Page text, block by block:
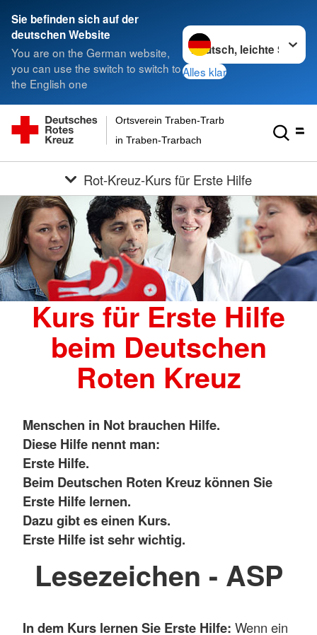
Sie befinden sich auf der
deutschen Website
You are on the German website,
you can use the switch to switch to
the English one
Sprache wechseln zu
Alles klar
in Traben-Trarbach
Ortsverein Traben-Trarbach Eifel-Mosel-
Rot-Kreuz-Kurs für Erste Hilfe
Kurs für Erste Hilfe
beim Deutschen
Roten Kreuz
Menschen in Not brauchen Hilfe.
Diese Hilfe nennt man:
Erste Hilfe.
Beim Deutschen Roten Kreuz können Sie
Erste Hilfe lernen.
Dazu gibt es einen Kurs.
Erste Hilfe ist sehr wichtig.
Lesezeichen - ASP
In dem Kurs lernen Sie Erste Hilfe: Wenn ein